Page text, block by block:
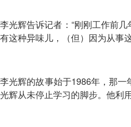
李光辉告诉记者：“刚刚工作前
有这种异味儿，（但）因为从事
李光辉的故事始于1986年，那
光辉从未停止学习的脚步。他利